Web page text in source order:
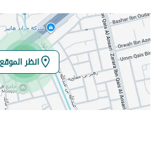
خط العرض
خط الطول
تفاصيل العقار
نوع الإعلان
للبيع
انظر الموقع